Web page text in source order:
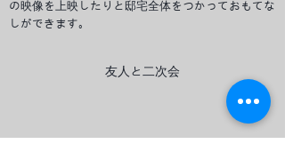
の映像を上映したりと邸宅全体をつかっておもてな
しができます。
友人と二次会